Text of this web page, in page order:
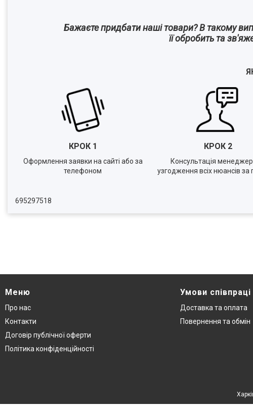
Бажаєте придбати наші товари? В такому
її обробить та
КРОК 1 КРОК 2
Оформлення заявки на сайті або за
телефоном
Консультація
узгодження всіх нюансів за
695297518
Меню
Про нас
Контакти
Договір публічної оферти
Політика конфіденційності
Умови співпраці
Доставка та оплата
Повернення та обмін